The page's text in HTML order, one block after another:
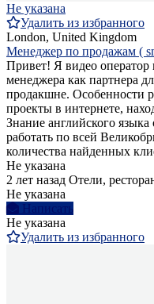
Не указана
Удалить из избранного
London, United Kingdom
Менеджер по продажам (
Привет! Я видео
менеджера как партнера
продакшне. Особенности
проекты в интернете,
Знание английского
работать по всей
количества найденных
Не указана
2 лет назад Отели,
Не указана
Написать
Не указана
Удалить из избранного